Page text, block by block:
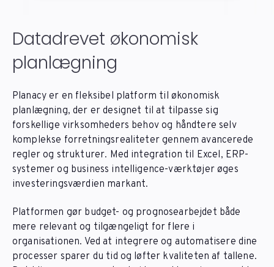
Datadrevet økonomisk
planlægning
Planacy er en fleksibel platform til økonomisk
planlægning, der er designet til at tilpasse sig
forskellige virksomheders behov og håndtere selv
komplekse forretningsrealiteter gennem avancerede
regler og strukturer. Med integration til Excel, ERP-
systemer og business intelligence-værktøjer øges
investeringsværdien markant.
Platformen gør budget- og prognosearbejdet både
mere relevant og tilgængeligt for flere i
organisationen. Ved at integrere og automatisere dine
processer sparer du tid og løfter kvaliteten af tallene.